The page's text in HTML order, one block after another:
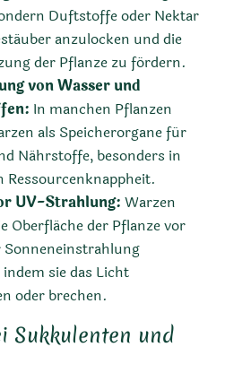
Duftstoffe oder Nektar
anzulocken und die
der Pflanze zu fördern.
von Wasser und
In manchen Pflanzen
als Speicherorgane für
Nährstoffe, besonders in
Ressourcenknappheit.
UV-Strahlung: Warzen
Oberfläche der Pflanze vor
sie das Licht
oder brechen.
Sukkulenten und